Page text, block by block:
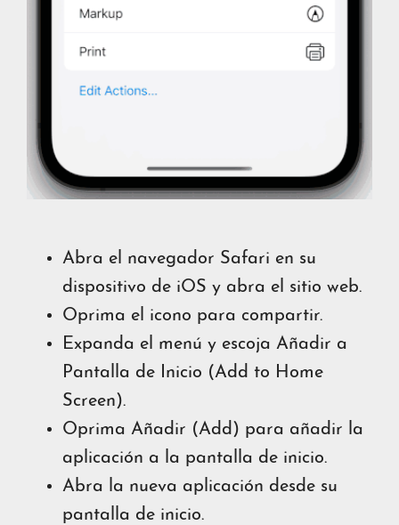
Abra el navegador Safari en su
dispositivo de iOS y abra el sitio web.
Oprima el icono para compartir.
Expanda el menú y escoja Añadir a
Pantalla de Inicio (Add to Home
Screen).
Oprima Añadir (Add) para añadir la
aplicación a la pantalla de inicio.
Abra la nueva aplicación desde su
pantalla de inicio.